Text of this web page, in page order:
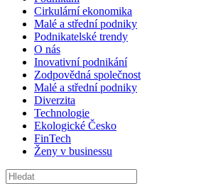
Cirkulární ekonomika
Malé a střední podniky
Podnikatelské trendy
O nás
Inovativní podnikání
Zodpovědná společnost
Malé a střední podniky
Diverzita
Technologie
Ekologické Česko
FinTech
Ženy v businessu